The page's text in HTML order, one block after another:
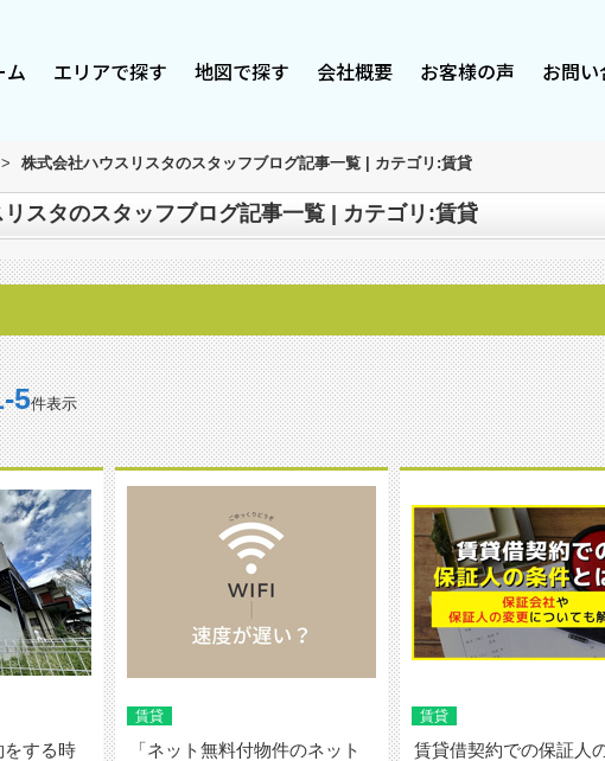
ム エリアで探す 地図で探す 会社概要 お客様の声 お問い
> 株式会社ハウスリスタのスタッフブログ記事一覧 | カテゴリ:賃貸
スタのスタッフブログ記事一覧 | カテゴリ:賃貸
件表示
をする時
賃貸
「ネット無料付物件のネット
賃貸
賃貸借契約での保証人